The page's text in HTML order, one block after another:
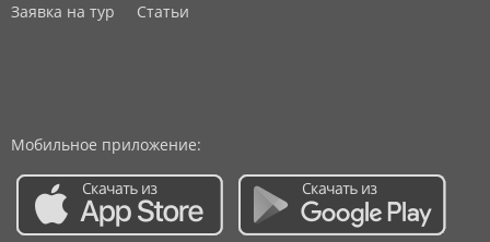
Заявка на тур
Статьи
Мобильное приложение: